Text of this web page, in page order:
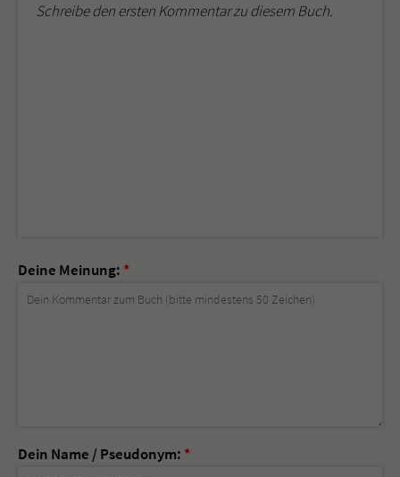
Schreibe den ersten Kommentar zu diesem Buch.
Deine Meinung: *
Dein Name / Pseudonym: *